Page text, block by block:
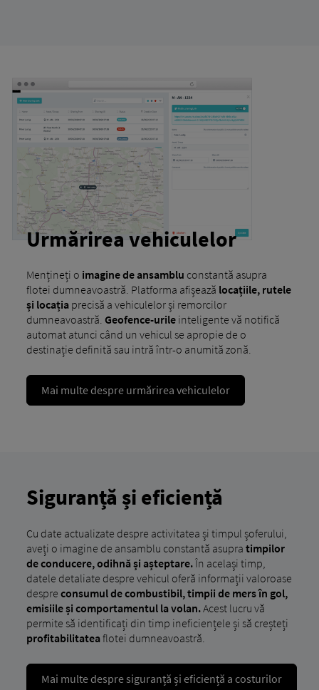
Urmărirea vehiculelor
Mențineți o imagine de ansamblu constantă asupra
flotei dumneavoastră. Platforma afișează locațiile, rutele
și locațiaprecisă a vehiculelor și remorcilor
dumneavoastră. Geofence-urileinteligente vă notifică
automat atunci când un vehicul se apropie de o
destinație definită sau intră într-o anumită zonă.
Mai multe despre urmărirea vehiculelor
Siguranță și eficiență
Cu date actualizate despre activitatea și timpul șoferului,
aveți o imagine de ansamblu constantă asupra timpilor
de conducere, odihnă și așteptare.În același timp,
datele detaliate despre vehicul oferă informații valoroase
despre consumul de combustibil, timpii de mers în gol,
emisiile și comportamentul la volan.Acest lucru vă
permite să identificați din timp ineficiențele și să creșteți
profitabilitateaflotei dumneavoastră.
Mai multe despre siguranță și eficiență a costurilor